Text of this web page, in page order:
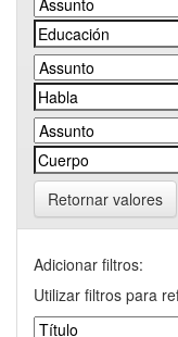
Retornar valores
Adicionar filtros:
Utilizar filtros para